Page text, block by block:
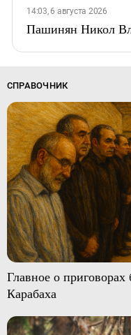
14:03, 6 августа 2026
Пашинян Никол
СПРАВОЧНИК
Главное о
Карабаха